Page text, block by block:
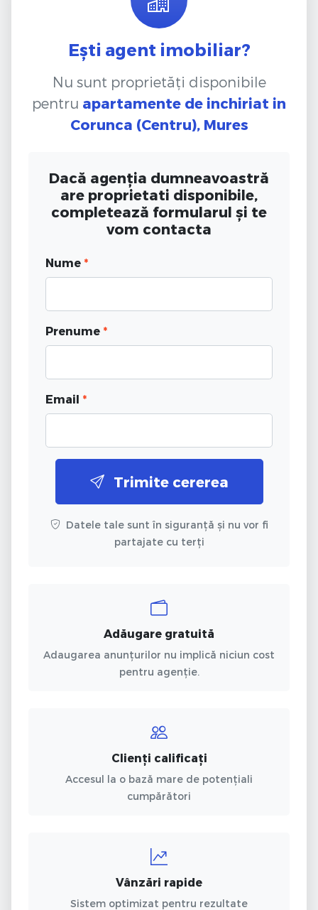
Ești agent imobiliar?
Nu sunt proprietăți disponibile
pentru apartamente de inchiriat in
Corunca (Centru), Mures
Dacă agenția dumneavoastră
are proprietati disponibile,
completează formularul și te
vom contacta
Nume *
Prenume *
Email *
Trimite cererea
Datele tale sunt în siguranță și nu vor fi
partajate cu terți
Adăugare gratuită
Adaugarea anunțurilor nu implică niciun cost
pentru agenție.
Clienți calificați
Accesul la o bază mare de potențiali
cumpărători
Vânzări rapide
Sistem optimizat pentru rezultate